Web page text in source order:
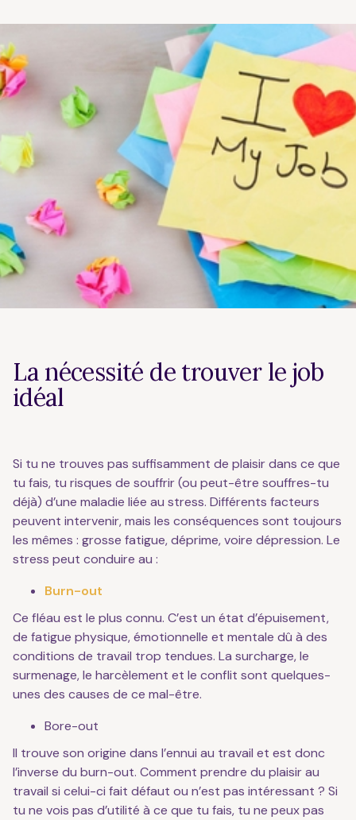
La nécessité de trouver le job
idéal
Si tu ne trouves pas suffisamment de plaisir dans ce que
tu fais, tu risques de souffrir (ou peut-être souffres-tu
déjà) d’une maladie liée au stress. Différents facteurs
peuvent intervenir, mais les conséquences sont toujours
les mêmes : grosse fatigue, déprime, voire dépression. Le
stress peut conduire au :
Burn-out
Ce fléau est le plus connu. C’est un état d’épuisement,
de fatigue physique, émotionnelle et mentale dû à des
conditions de travail trop tendues. La surcharge, le
surmenage, le harcèlement et le conflit sont quelques-
unes des causes de ce mal-être.
Bore-out
Il trouve son origine dans l’ennui au travail et est donc
l’inverse du burn-out. Comment prendre du plaisir au
travail si celui-ci fait défaut ou n’est pas intéressant ? Si
tu ne vois pas d’utilité à ce que tu fais, tu ne peux pas